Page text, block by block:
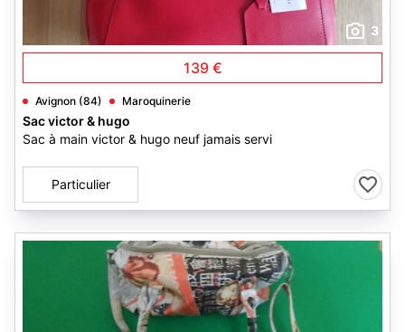
3
139 €
Avignon (84) Maroquinerie
Sac victor & hugo
Sac à main victor & hugo neuf jamais servi
Particulier